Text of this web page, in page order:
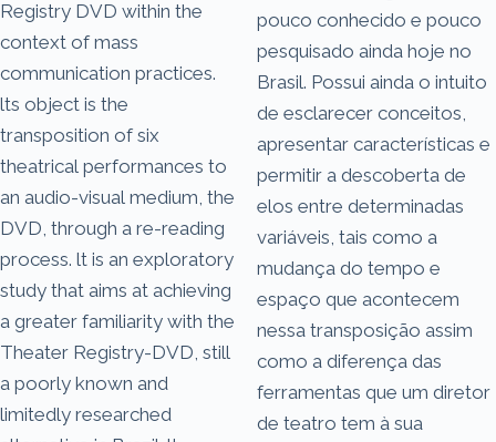
Registry DVD within the
context of mass
communication practices.
lts object is the
transposition of six
theatrical performances to
an audio-visual medium, the
DVD, through a re-reading
process. lt is an exploratory
study that aims at achieving
a greater familiarity with the
Theater Registry-DVD, still
a poorly known and
limitedly researched
pouco conhecido e pouco
pesquisado ainda hoje no
Brasil. Possui ainda o intuito
de esclarecer conceitos,
apresentar características e
permitir a descoberta de
elos entre determinadas
variáveis, tais como a
mudança do tempo e
espaço que acontecem
nessa transposição assim
como a diferença das
ferramentas que um diretor
de teatro tem à sua